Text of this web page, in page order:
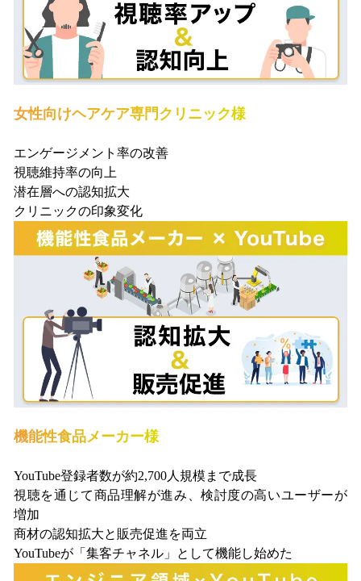
女性向けヘアケア専門クリニック様
エンゲージメント率の改善
視聴維持率の向上
潜在層への認知拡大
クリニックの印象変化
機能性食品メーカー様
YouTube登録者数が約2,700人規模まで成長
視聴を通じて商品理解が進み、検討度の高いユーザーが
増加
商材の認知拡大と販売促進を両立
YouTubeが「集客チャネル」として機能し始めた